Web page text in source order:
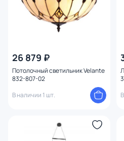
26 879 ₽
Потолочный светильник Velante
832-807-02
В наличии 1 шт.
Вид рассеивателя
Форма плафона
Количество плафонов
Поверхность